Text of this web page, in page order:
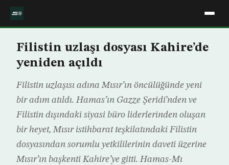
Filistin uzlaşı dosyası Kahire’de
yeniden açıldı
Filistin uzlaşısı adına Mısır’ın öncülüğünde yeni
bir adım atıldı. Hamas’ın Gazze Şeridi’nden ve
Filistin dışındaki siyasi büro liderlerinden oluşan
bir heyet, Mısır istihbarat teşkilatındaki Filistin
dosyasından sorumlu yetkililerinin daveti üzerine
Mısır’ın başkenti Kahire’ye gitti. Hamas-Mı